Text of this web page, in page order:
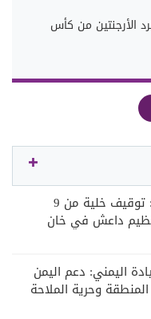
الأرجنتين من كأس
الداخلية السورية: توقيف خلية من 9
داعش في خان
اليمني: دعم اليمن
وحرية الملاحة